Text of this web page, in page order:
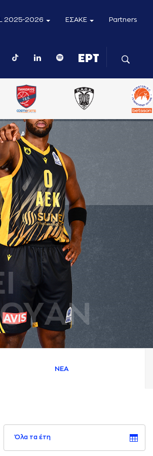
2025-2026 ΕΣΑΚΕ Partners
ΑΕΚ
PF
07-1999
ΗΠΑ
2,01 μ.
ΝΕA
Όλα τα έτη